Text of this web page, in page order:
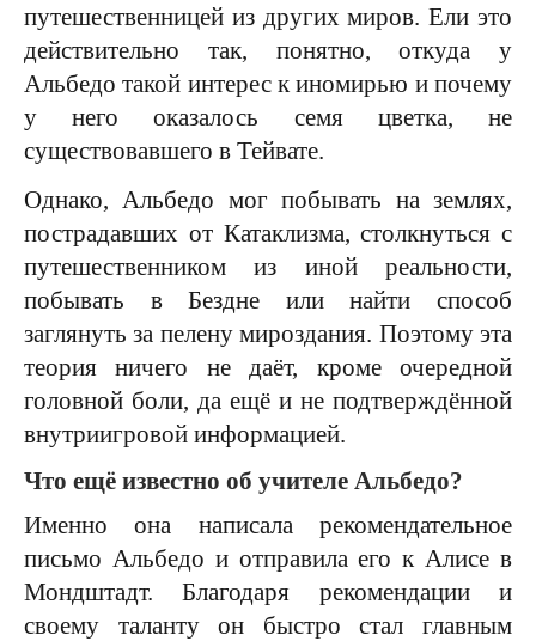
путешественницей из других миров. Ели это
действительно так, понятно, откуда у
Альбедо такой интерес к иномирью и почему
у него оказалось семя цветка, не
существовавшего в Тейвате.
Однако, Альбедо мог побывать на землях,
пострадавших от Катаклизма, столкнуться с
путешественником из иной реальности,
побывать в Бездне или найти способ
заглянуть за пелену мироздания. Поэтому эта
теория ничего не даёт, кроме очередной
головной боли, да ещё и не подтверждённой
внутриигровой информацией.
Что ещё известно об учителе Альбедо?
Именно она написала рекомендательное
письмо Альбедо и отправила его к Алисе в
Мондштадт. Благодаря рекомендации и
своему таланту он быстро стал главным